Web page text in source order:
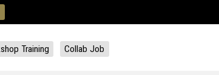
Training Collab Job